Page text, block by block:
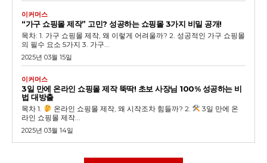
이커머스
“가구 쇼핑몰 제작” 고민? 성공하는 쇼핑몰 3가지 비밀 공개!
목차: 1. 가구 쇼핑몰 제작, 왜 이렇게 어려울까? 2. 성공적인 가구 쇼핑몰
의 필수 요소 5가지 3. 가구...
2025년 03월 15일
이커머스
3일 만에 온라인 쇼핑몰 제작 뚝딱! 초보 사장님 100% 성공하는 비
법 대방출
목차 1. 온라인 쇼핑몰 제작, 왜 시작조차 힘들까? 2.
3일 만에 온
라인 쇼핑몰 제작...
2025년 03월 14일